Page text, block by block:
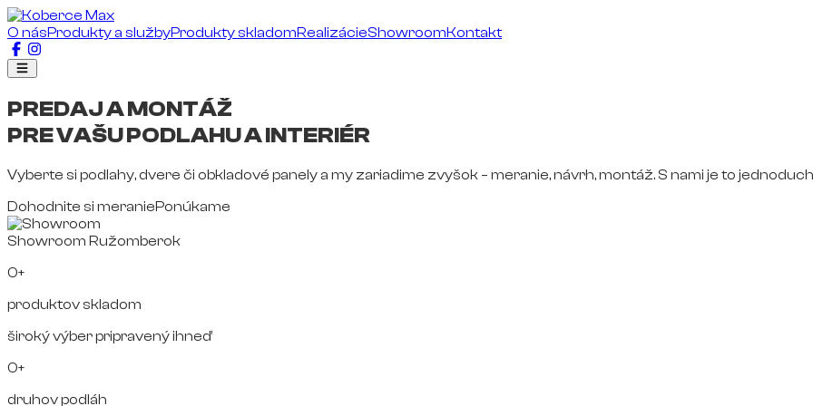
O násProdukty a službyProdukty skladomRealizácieShowroomKontakt
PREDAJ A MONTÁŽ
PRE VAŠU PODLAHU A INTERIÉR
Vyberte si podlahy, dvere či obkladové panely a my zariadime zvyšok – meranie, návrh, montáž. S nami je to
Dohodnite si meraniePonúkame
Showroom Ružomberok
0+
produktov skladom
široký výber pripravený ihneď
0+
druhov podláh